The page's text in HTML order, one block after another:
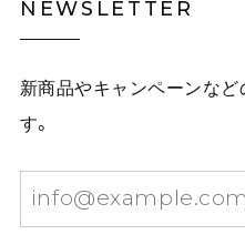
NEWSLETTER
新商品やキャンペーンな
す。